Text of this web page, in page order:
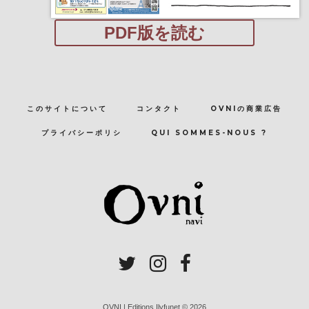
PDF版を読む
このサイトについて コンタクト OVNIの商業広告
プライバシーポリシ QUI SOMMES-NOUS ?
OVNI | Editions Ilyfunet © 2026